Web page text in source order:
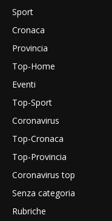
Sport
Cronaca
Provincia
Top-Home
Eventi
Top-Sport
Coronavirus
Top-Cronaca
Top-Provincia
Coronavirus top
Senza categoria
Rubriche